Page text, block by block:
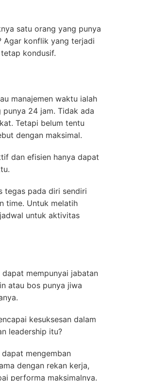
satu orang yang punya
Agar konflik yang terjadi
kondusif.
manajemen waktu ialah
punya 24 jam. Tidak ada
Tetapi belum tentu
dengan maksimal.
dan efisien hanya dapat
tegas pada diri sendiri
time. Untuk melatih
untuk aktivitas
dapat mempunyai jabatan
atau bos punya jiwa
kesuksesan dalam
leadership itu?
mengemban
dengan rekan kerja,
performa maksimalnya.